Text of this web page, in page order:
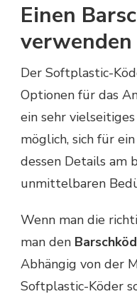
Einen
verwenden
Der Softplastic-
Optionen für das
ein sehr
möglich, sich für
dessen Details am
unmittelbaren
Wenn man die
man den
Abhängig von der
Softplastic-Köder